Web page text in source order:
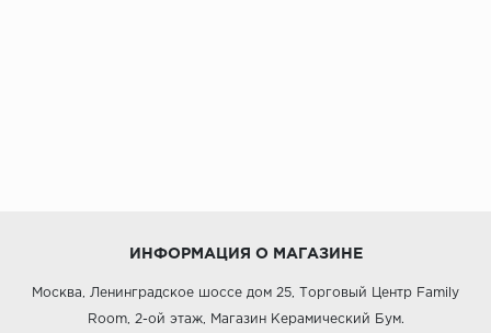
ИНФОРМАЦИЯ О МАГАЗИНЕ
Москва, Ленинградское шоссе дом 25, Торговый Центр Family
Room, 2-ой этаж, Магазин Керамический Бум.